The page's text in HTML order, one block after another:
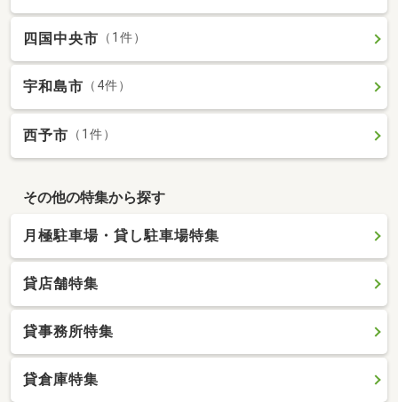
四国中央市 （1件）
宇和島市 （4件）
西予市 （1件）
その他の特集から探す
月極駐車場・貸し駐車場特集
貸店舗特集
貸事務所特集
貸倉庫特集